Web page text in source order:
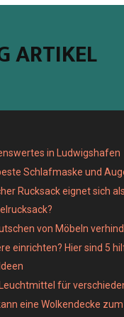
ARTIKEL
in Ludwigshafen
Schlafmaske und
Rucksack eignet sich
von Möbeln
einrichten? Hier sind 5
für
eine Wolkendecke